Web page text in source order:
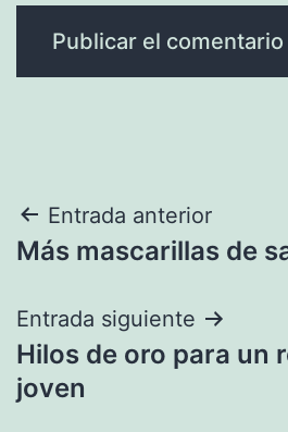
Navegación
de
entradas
Entrada anterior
Más mascarillas de
Entrada siguiente
Hilos de oro para un
joven